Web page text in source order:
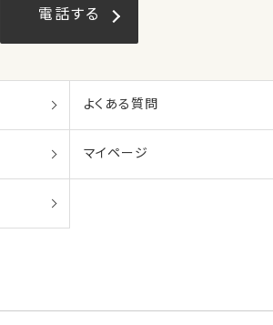
電話する
よくある質問
マイページ